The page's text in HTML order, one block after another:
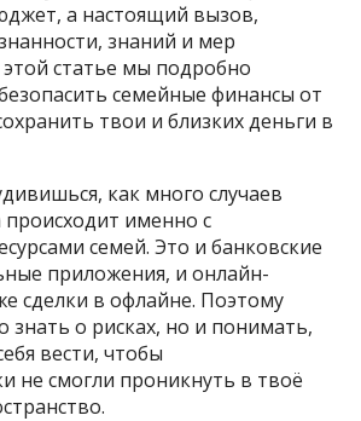
а настоящий вызов,
знаний и мер
этой статье мы подробно
семейные финансы от
твои и близких деньги в
как много случаев
именно с
семей. Это и банковские
приложения, и онлайн-
сделки в офлайне. Поэтому
знать о рисках, но и понимать,
вести, чтобы
не смогли проникнуть в твоё